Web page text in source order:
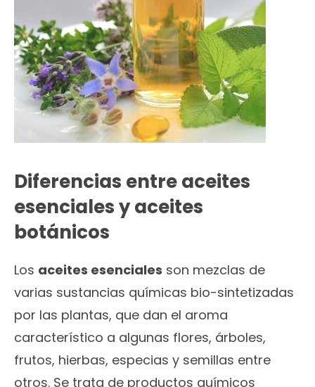
Diferencias entre aceites
esenciales y aceites
botánicos
Los aceites esenciales son mezclas de
varias sustancias químicas bio-sintetizadas
por las plantas, que dan el aroma
característico a algunas flores, árboles,
frutos, hierbas, especias y semillas entre
otros. Se trata de productos químicos